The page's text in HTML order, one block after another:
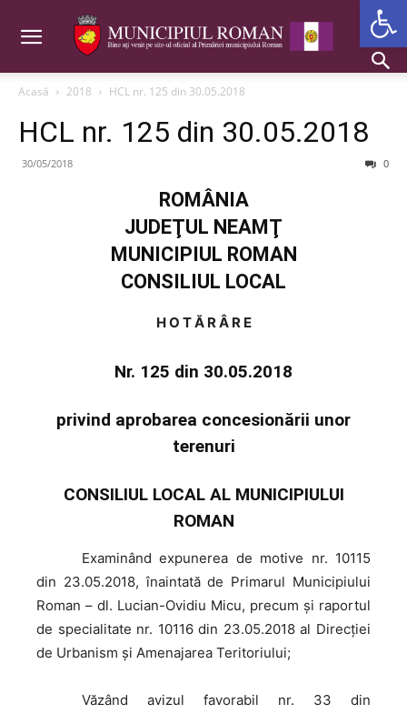
Acasă 2018 HCL nr. 125 din 30.05.2018
HCL nr. 125 din 30.05.2018
30/05/2018 0
ROMÂNIA
JUDEŢUL NEAMŢ
MUNICIPIUL ROMAN
CONSILIUL LOCAL
H O T Ă R Â R E
Nr. 125 din 30.05.2018
privind aprobarea concesionării unor
terenuri
CONSILIUL LOCAL AL MUNICIPIULUI
ROMAN
Examinând expunerea de motive nr. 10115
din 23.05.2018, înaintată de Primarul Municipiului
Roman – dl. Lucian-Ovidiu Micu, precum şi raportul
de specialitate nr. 10116 din 23.05.2018 al Direcţiei
de Urbanism şi Amenajarea Teritoriului;
Văzând avizul favorabil nr. 33 din